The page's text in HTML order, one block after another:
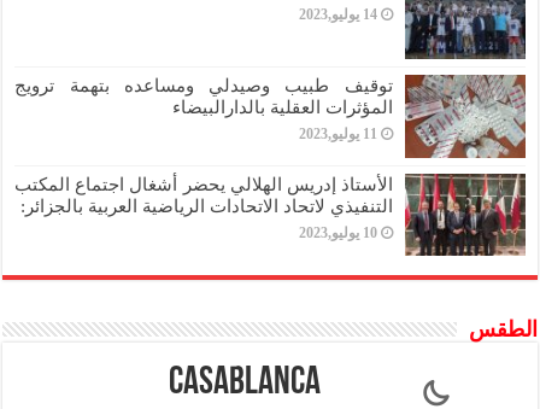
14 يوليو,2023
توقيف طبيب وصيدلي ومساعده بتهمة ترويج
المؤثرات العقلية بالدارالبيضاء
11 يوليو,2023
الأستاذ إدريس الهلالي يحضر أشغال اجتماع المكتب
التنفيذي لاتحاد الاتحادات الرياضية العربية بالجزائر:
10 يوليو,2023
الطقس
Casablanca